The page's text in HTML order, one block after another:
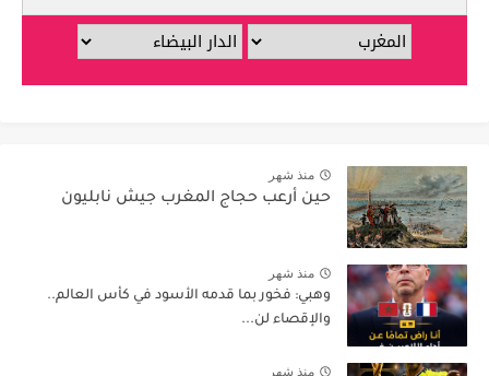
منذ شهر
حين أرعب حجاج المغرب جيش نابليون
منذ شهر
وهبي: فخور بما قدمه الأسود في كأس العالم..
والإقصاء لن...
منذ شهر